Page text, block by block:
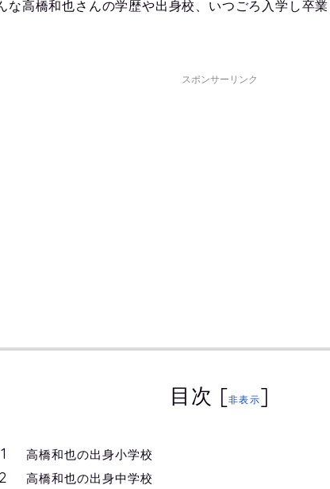
な高橋和也さんの学歴や出身校、いつごろ入学し卒
スポンサーリンク
目次 [非表示]
高橋和也の出身小学校
高橋和也の出身中学校